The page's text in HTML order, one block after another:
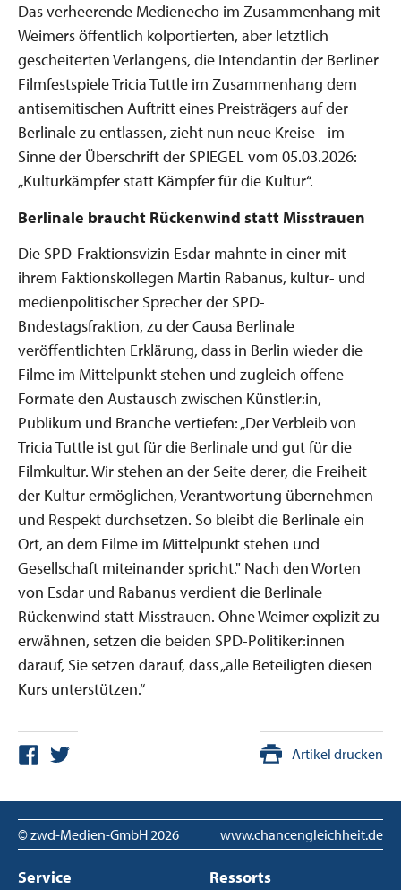
Das verheerende Medienecho im Zusammenhang mit
Weimers öffentlich kolportierten, aber letztlich
gescheiterten Verlangens, die Intendantin der Berliner
Filmfestspiele Tricia Tuttle im Zusammenhang dem
antisemitischen Auftritt eines Preisträgers auf der
Berlinale zu entlassen, zieht nun neue Kreise - im
Sinne der Überschrift der SPIEGEL vom 05.03.2026:
„Kulturkämpfer statt Kämpfer für die Kultur“.
Berlinale braucht Rückenwind statt Misstrauen
Die SPD-Fraktionsvizin Esdar mahnte in einer mit
ihrem Faktionskollegen Martin Rabanus, kultur- und
medienpolitischer Sprecher der SPD-
Bndestagsfraktion, zu der Causa Berlinale
veröffentlichten Erklärung, dass in Berlin wieder die
Filme im Mittelpunkt stehen und zugleich offene
Formate den Austausch zwischen Künstler:in,
Publikum und Branche vertiefen: „Der Verbleib von
Tricia Tuttle ist gut für die Berlinale und gut für die
Filmkultur. Wir stehen an der Seite derer, die Freiheit
der Kultur ermöglichen, Verantwortung übernehmen
und Respekt durchsetzen. So bleibt die Berlinale ein
Ort, an dem Filme im Mittelpunkt stehen und
Gesellschaft miteinander spricht." Nach den Worten
von Esdar und Rabanus verdient die Berlinale
Rückenwind statt Misstrauen. Ohne Weimer explizit zu
erwähnen, setzen die beiden SPD-Politiker:innen
darauf, Sie setzen darauf, dass „alle Beteiligten diesen
Kurs unterstützen.“
Artikel drucken
© zwd-Medien-GmbH2026 www.chancengleichheit.de
Service Ressorts